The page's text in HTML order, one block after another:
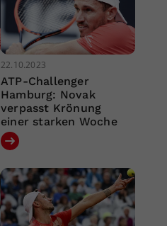
22.10.2023
ATP-Challenger
Hamburg: Novak
verpasst Krönung
einer starken Woche